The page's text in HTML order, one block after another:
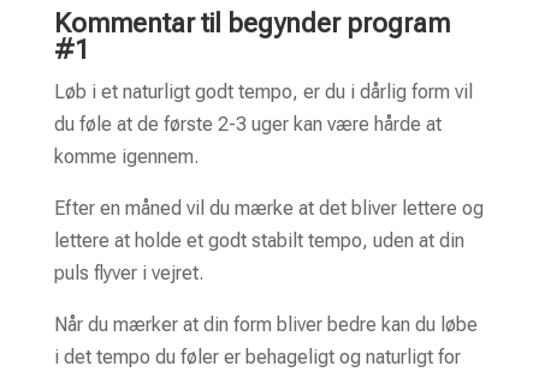
Kommentar til begynder program
#1
Løb i et naturligt godt tempo, er du i dårlig form vil
du føle at de første 2-3 uger kan være hårde at
komme igennem.
Efter en måned vil du mærke at det bliver lettere og
lettere at holde et godt stabilt tempo, uden at din
puls flyver i vejret.
Når du mærker at din form bliver bedre kan du løbe
i det tempo du føler er behageligt og naturligt for